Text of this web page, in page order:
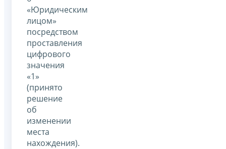
«Юридическим
лицом»
посредством
проставления
цифрового
значения
«1»
(принято
решение
об
изменении
места
нахождения).